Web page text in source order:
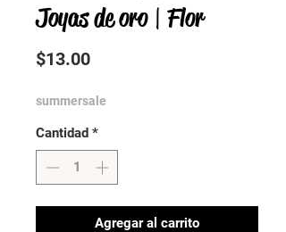
Joyas de oro | Flor
$13.00Precio
summersale
Cantidad *
Agregar al carrito